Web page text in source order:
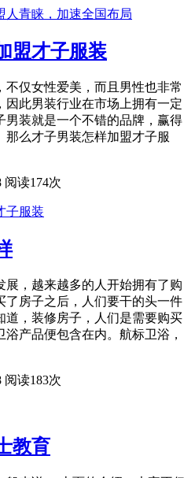
盟才子服装
不仅女性爱美，而且男性也非常
因此男装行业在市场上拥有一定
男装就是一个不错的品牌，赢得
那么才子男装怎样加盟才子服
阅读174次
展，越来越多的人开始拥有了购
了房子之后，人们要干的头一件
道，装修房子，人们是需要购买
产品便包含在内。航标卫浴，
阅读183次
教育